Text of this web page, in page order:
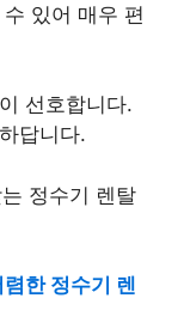
있어 매우 편
선호합니다.
답니다.
정수기 렌탈
한 정수기 렌